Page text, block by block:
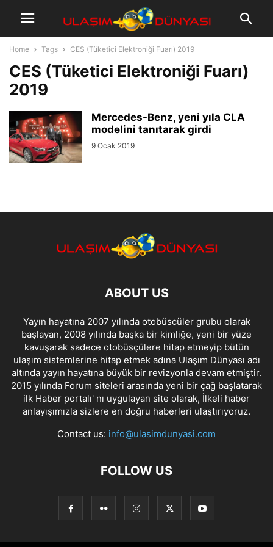
Home Tags CES (Tüketici Elektroniği Fuarı) 2019
CES (Tüketici Elektroniği Fuarı)
2019
Mercedes-Benz, yeni yıla CLA
modelini tanıtarak girdi
9 Ocak 2019
ABOUT US
Yayın hayatına 2007 yılında otobüscüler grubu olarak
başlayan, 2008 yılında başka bir kimliğe, yeni bir yüze
kavuşarak sadece otobüsçülere hitap etmeyip bütün
ulaşım sistemlerine hitap etmek adına Ulaşım Dünyası adı
altında yayın hayatına büyük bir revizyonla devam etmiştir.
2015 yılında Forum siteleri arasında yeni bir çağ başlatarak
ilk Haber portalı' nı uygulayan site olarak, İlkeli haber
anlayışımızla sizlere en doğru haberleri ulaştırıyoruz.
Contact us: info@ulasimdunyasi.com
FOLLOW US